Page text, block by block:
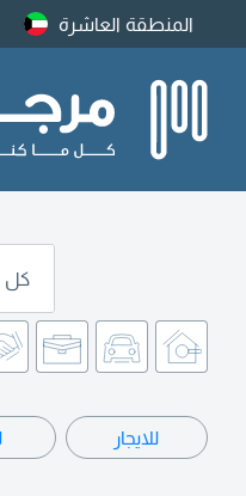
المنطقة العاشرة
كل
للايجار